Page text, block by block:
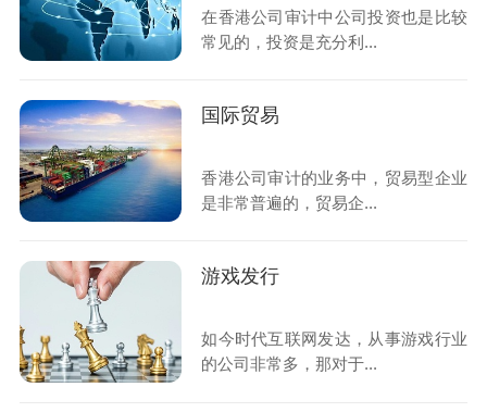
在香港公司审计中公司投资也是比较
常见的，投资是充分利...
国际贸易
香港公司审计的业务中，贸易型企业
是非常普遍的，贸易企...
游戏发行
如今时代互联网发达，从事游戏行业
的公司非常多，那对于...